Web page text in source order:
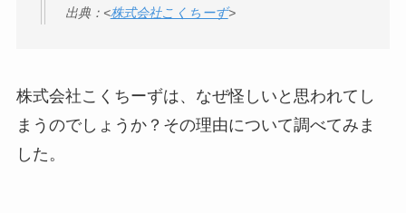
う？
口コミ・評判は実際
どう？
出典：<株式会社こくちーず>
株式会社こくちーずは、なぜ怪しいと思われてし
まうのでしょうか？その理由について調べてみま
した。